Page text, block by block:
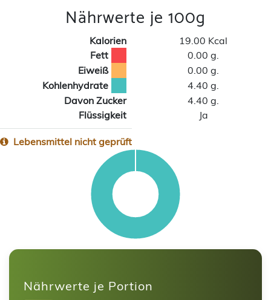
Nährwerte je 100g
Kalorien
19.00 Kcal
Fett
0.00 g.
Eiweiß
0.00 g.
Kohlenhydrate
4.40 g.
Davon Zucker
4.40 g.
Flüssigkeit
Ja
Lebensmittel nicht geprüft
Nährwerte je Portion